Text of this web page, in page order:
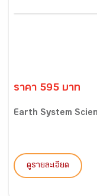
ราคา 595 บาท
Earth System
ดูรายละเอียด